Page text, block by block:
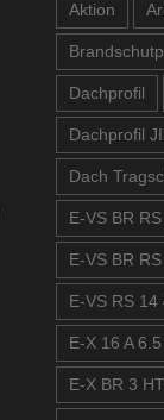
Aktion
Dachprofil
Dachprofil
Dach
E-VS BR
E-VS BR
E-VS RS 14
E-X 16 A
E-X BR 3